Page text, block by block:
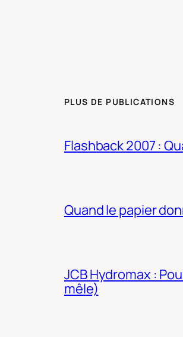
PLUS DE PUBLICATIONS
Flashback 2007 :
Quand le papier
JCB Hydromax :
mêle)